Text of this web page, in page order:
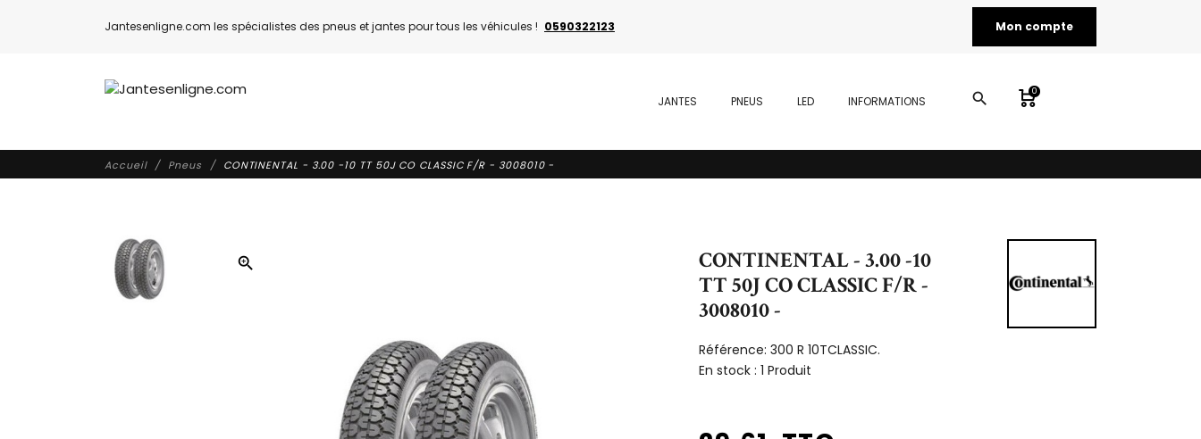
Jantesenligne.com les spécialistes des pneus et jantes pour tous les véhicules ! 0590322123 Mon compte
JANTES PNEUS LED INFORMATIONS search 0
Accueil Pneus CONTINENTAL - 3.00 -10 TT 50J CO CLASSIC F/R - 3008010 -
zoom_in
CONTINENTAL - 3.00 -10
TT 50J CO CLASSIC F/R -
3008010 -
Référence: 300 R 10TCLASSIC.
En stock : 1 Produit